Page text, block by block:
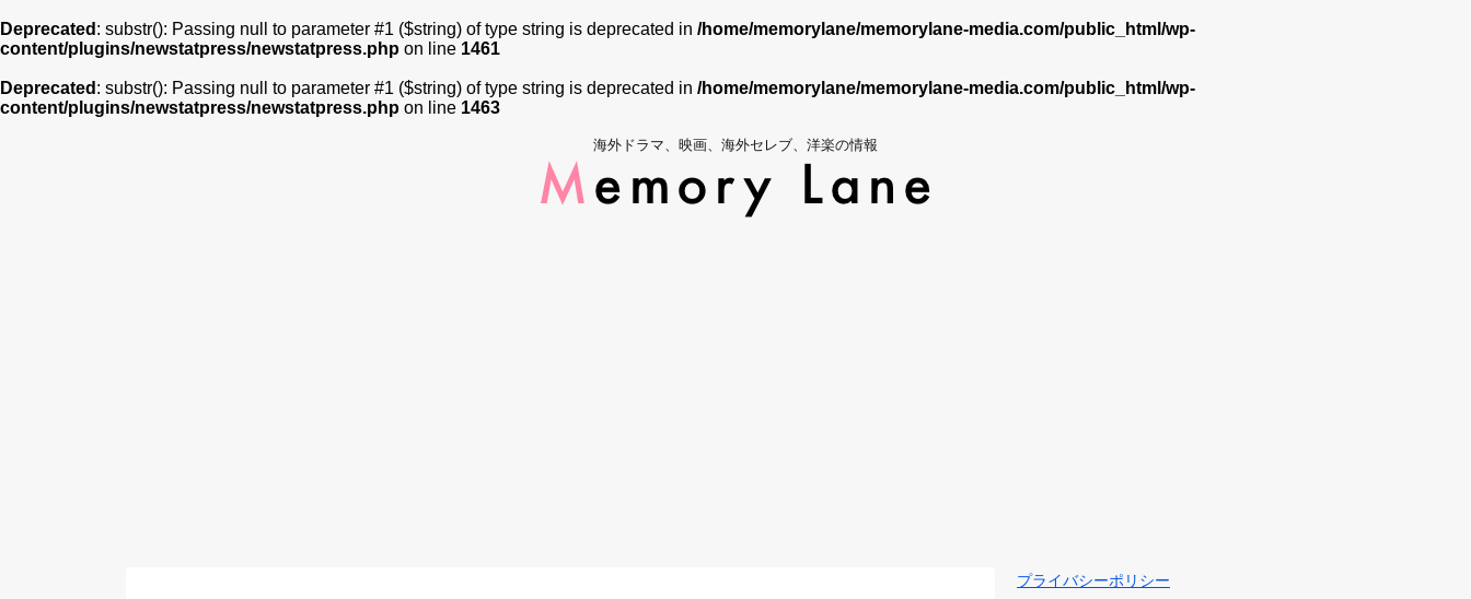
Deprecated : substr(): Passing null to parameter #1 ($string) of type string is deprecated in /home/memorylane/memorylane-media.com/public_html/wp-
content/plugins/newstatpress/newstatpress.php on line 1461
Deprecated : substr(): Passing null to parameter #1 ($string) of type string is deprecated in /home/memorylane/memorylane-media.com/public_html/wp-
content/plugins/newstatpress/newstatpress.php on line 1463
海外ドラマ、映画、海外セレブ、洋楽の情報
プライバシーポリシー